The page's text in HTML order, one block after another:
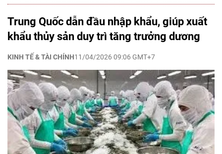
Trung Quốc dẫn đầu nhập khẩu, giúp xuất
khẩu thủy sản duy trì tăng trưởng dương
KINH TẾ & TÀI CHÍNH11/04/2026 09:06 GMT+7